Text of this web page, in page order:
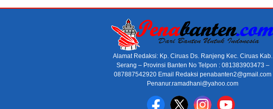
Alamat Redaksi: Kp. Ciruas Ds. Ranjeng Kec. Ciruas Kab.
Serang – Provinsi Banten No Telpon : 081383903473 –
087887542920 Email Redaksi penabanten2@gmail.com
Penanur.ramadhani@yahoo.com